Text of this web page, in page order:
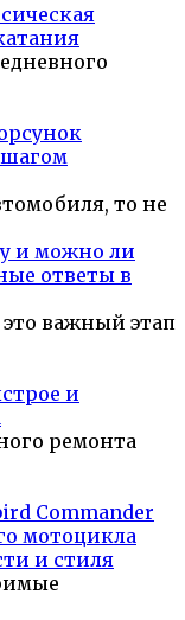
то не
и можно ли
ответы в
важный этап
и
ремонта
Commander
мотоцикла
и стиля